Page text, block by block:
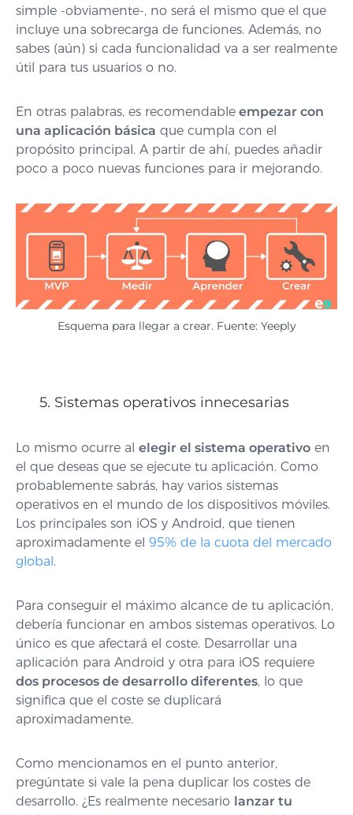
simple -obviamente-, no será el mismo que el que
incluye una sobrecarga de funciones. Además, no
sabes (aún) si cada funcionalidad va a ser realmente
útil para tus usuarios o no.
En otras palabras, es recomendable empezar con
una aplicación básica que cumpla con el
propósito principal. A partir de ahí, puedes añadir
poco a poco nuevas funciones para ir mejorando.
Esquema para llegar a crear. Fuente: Yeeply
5. Sistemas operativos innecesarias
Lo mismo ocurre al elegir el sistema operativo en
el que deseas que se ejecute tu aplicación. Como
probablemente sabrás, hay varios sistemas
operativos en el mundo de los dispositivos móviles.
Los principales son iOS y Android, que tienen
aproximadamente el 95% de la cuota del mercado
global.
Para conseguir el máximo alcance de tu aplicación,
debería funcionar en ambos sistemas operativos. Lo
único es que afectará el coste. Desarrollar una
aplicación para Android y otra para iOS requiere
dos procesos de desarrollo diferentes, lo que
significa que el coste se duplicará
aproximadamente.
Como mencionamos en el punto anterior,
pregúntate si vale la pena duplicar los costes de
desarrollo. ¿Es realmente necesario lanzar tu